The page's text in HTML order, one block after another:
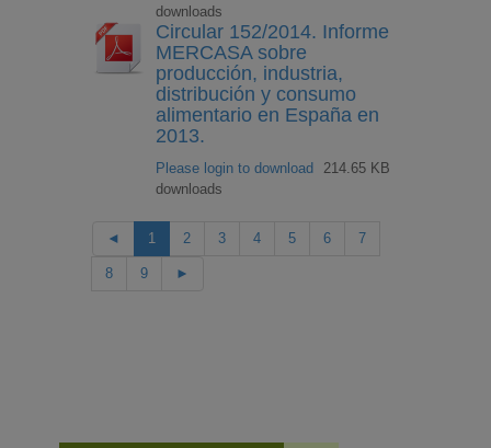
downloads
Circular 152/2014. Informe
MERCASA sobre
producción, industria,
distribución y consumo
alimentario en España en
2013.
Please login to download
214.65 KB
downloads
◄ 1 2 3 4 5 6 7
8 9 ►